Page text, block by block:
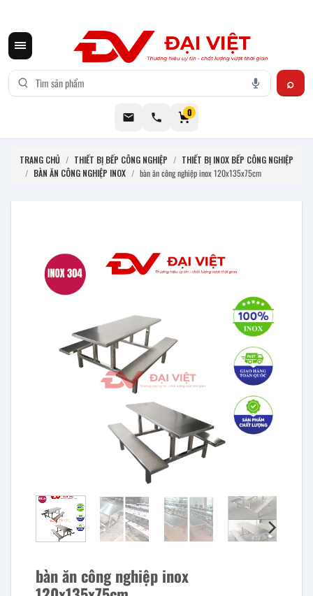
0
TRANG CHỦ / THIẾT BỊ BẾP CÔNG NGHIỆP / THIẾT BỊ INOX BẾP CÔNG NGHIỆP
/ BÀN ĂN CÔNG NGHIỆP INOX / bàn ăn công nghiệp inox 120x135x75cm
bàn ăn công nghiệp inox